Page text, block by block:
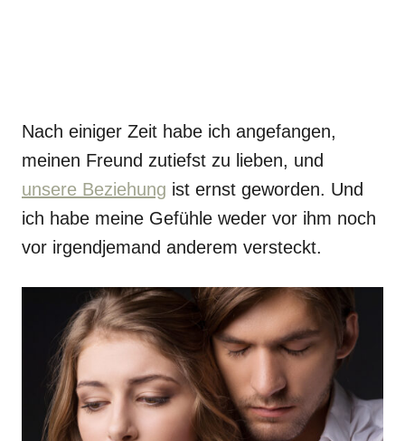
Nach einiger Zeit habe ich angefangen,
meinen Freund zutiefst zu lieben, und
unsere Beziehung ist ernst geworden. Und
ich habe meine Gefühle weder vor ihm noch
vor irgendjemand anderem versteckt.